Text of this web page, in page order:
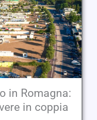
in Romagna:
in coppia